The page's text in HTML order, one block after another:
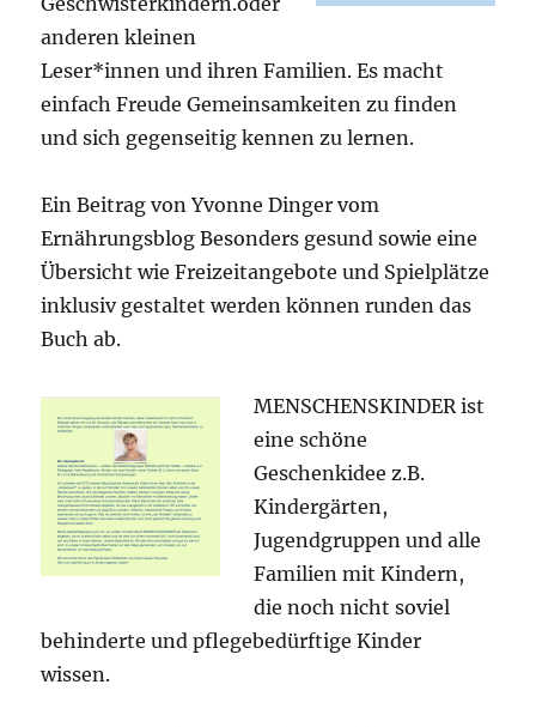
anderen kleinen
Leser*innen und ihren Familien. Es macht
einfach Freude Gemeinsamkeiten zu finden
und sich gegenseitig kennen zu lernen.
Ein Beitrag von Yvonne Dinger vom
Ernährungsblog Besonders gesund sowie eine
Übersicht wie Freizeitangebote und Spielplätze
inklusiv gestaltet werden können runden das
Buch ab.
MENSCHENSKINDER ist
eine schöne
Geschenkidee z.B.
Kindergärten,
Jugendgruppen und alle
Familien mit Kindern,
die noch nicht soviel
behinderte und pflegebedürftige Kinder
wissen.